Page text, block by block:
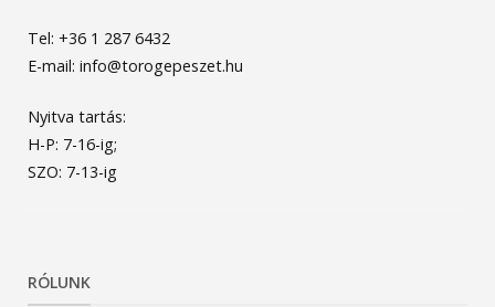
Tel: +36 1 287 6432
E-mail: info@torogepeszet.hu
Nyitva tartás:
H-P: 7-16-ig;
SZO: 7-13-ig
RÓLUNK